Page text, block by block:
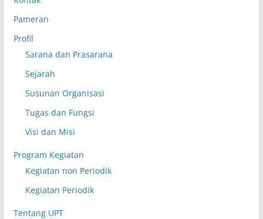
Pameran
Profil
Sarana dan Prasarana
Sejarah
Susunan Organisasi
Tugas dan Fungsi
Visi dan Misi
Program Kegiatan
Kegiatan non Periodik
Kegiatan Periodik
Tentang UPT